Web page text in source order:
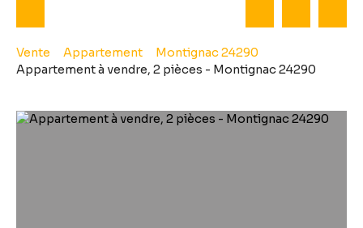
Vente Appartement
Montignac 24290
Appartement à vendre, 2 pièces - Montignac 24290